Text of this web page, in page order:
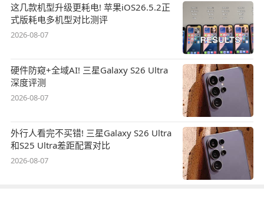
这几款机型升级更耗电! 苹果iOS26.5.2正
式版耗电多机型对比测评
2026-08-07
硬件防窥+全域AI! 三星Galaxy S26 Ultra
深度评测
2026-08-07
外行人看完不买错! 三星Galaxy S26 Ultra
和S25 Ultra差距配置对比
2026-08-07